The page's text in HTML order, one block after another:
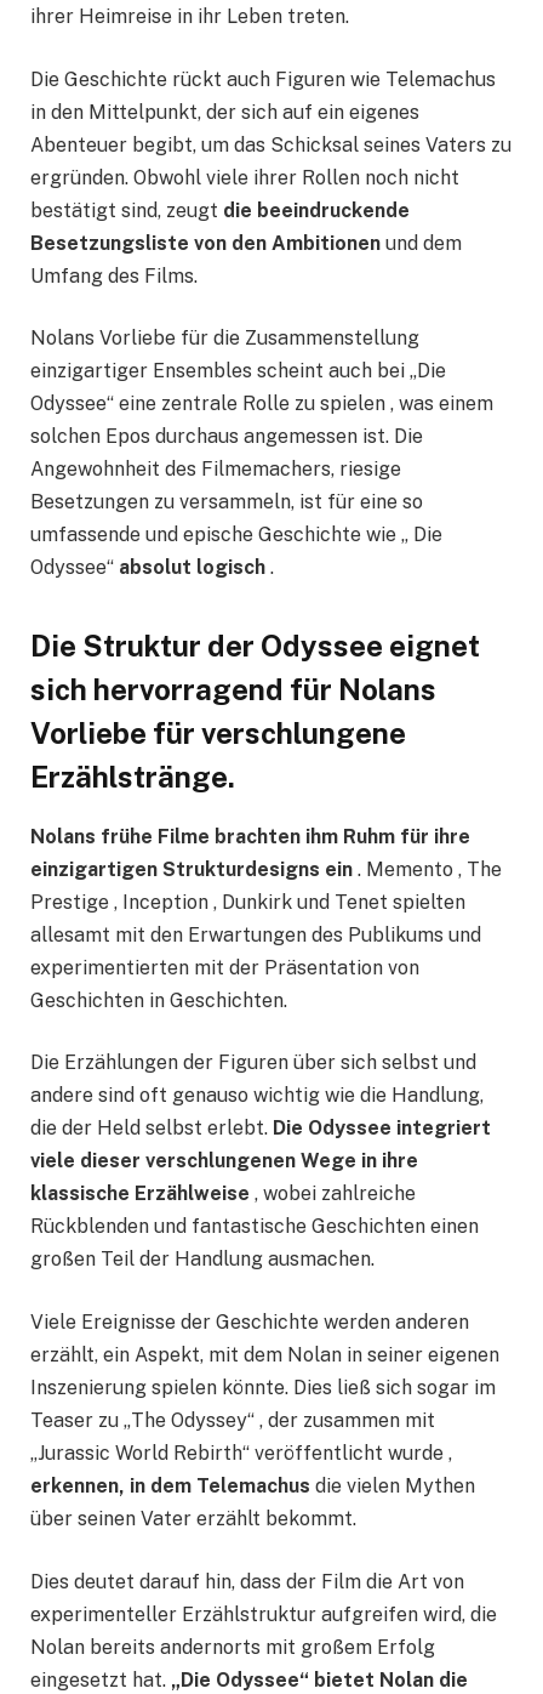
ihrer Heimreise in ihr Leben treten.
Die Geschichte rückt auch Figuren wie Telemachus
in den Mittelpunkt, der sich auf ein eigenes
Abenteuer begibt, um das Schicksal seines Vaters zu
ergründen. Obwohl viele ihrer Rollen noch nicht
bestätigt sind, zeugt die beeindruckende
Besetzungsliste von den Ambitionen und dem
Umfang des Films.
Nolans Vorliebe für die Zusammenstellung
einzigartiger Ensembles scheint auch bei „Die
Odyssee“ eine zentrale Rolle zu spielen , was einem
solchen Epos durchaus angemessen ist. Die
Angewohnheit des Filmemachers, riesige
Besetzungen zu versammeln, ist für eine so
umfassende und epische Geschichte wie „ Die
Odyssee“ absolut logisch .
Die Struktur der Odyssee eignet
sich hervorragend für Nolans
Vorliebe für verschlungene
Erzählstränge.
Nolans frühe Filme brachten ihm Ruhm für ihre
einzigartigen Strukturdesigns ein . Memento , The
Prestige , Inception , Dunkirk und Tenet spielten
allesamt mit den Erwartungen des Publikums und
experimentierten mit der Präsentation von
Geschichten in Geschichten.
Die Erzählungen der Figuren über sich selbst und
andere sind oft genauso wichtig wie die Handlung,
die der Held selbst erlebt. Die Odyssee integriert
viele dieser verschlungenen Wege in ihre
klassische Erzählweise , wobei zahlreiche
Rückblenden und fantastische Geschichten einen
großen Teil der Handlung ausmachen.
Viele Ereignisse der Geschichte werden anderen
erzählt, ein Aspekt, mit dem Nolan in seiner eigenen
Inszenierung spielen könnte. Dies ließ sich sogar im
Teaser zu „The Odyssey“ , der zusammen mit
„Jurassic World Rebirth“ veröffentlicht wurde ,
erkennen, in dem Telemachus die vielen Mythen
über seinen Vater erzählt bekommt.
Dies deutet darauf hin, dass der Film die Art von
experimenteller Erzählstruktur aufgreifen wird, die
Nolan bereits andernorts mit großem Erfolg
eingesetzt hat. „Die Odyssee“ bietet Nolan die